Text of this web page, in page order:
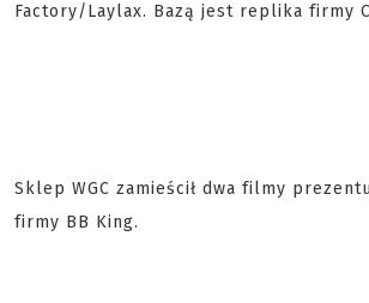
Factory/Laylax. Bazą jest replika firmy
Sklep WGC zamieścił dwa filmy
firmy BB King.